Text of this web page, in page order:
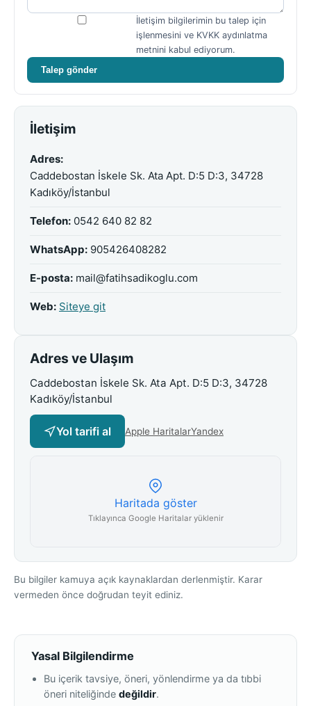
İletişim bilgilerimin bu talep için
işlenmesini ve KVKK aydınlatma
metnini kabul ediyorum.
Talep gönder
İletişim
Adres:
Caddebostan İskele Sk. Ata Apt. D:5 D:3, 34728
Kadıköy/İstanbul
Telefon: 0542 640 82 82
WhatsApp: 905426408282
E-posta: mail@fatihsadikoglu.com
Web: Siteye git
Adres ve Ulaşım
Caddebostan İskele Sk. Ata Apt. D:5 D:3, 34728
Kadıköy/İstanbul
Yol tarifi al Apple HaritalarYandex
Haritada göster
Tıklayınca Google Haritalar yüklenir
Bu bilgiler kamuya açık kaynaklardan derlenmiştir. Karar
vermeden önce doğrudan teyit ediniz.
Yasal Bilgilendirme
Bu içerik tavsiye, öneri, yönlendirme ya da tıbbi
öneri niteliğinde değildir.